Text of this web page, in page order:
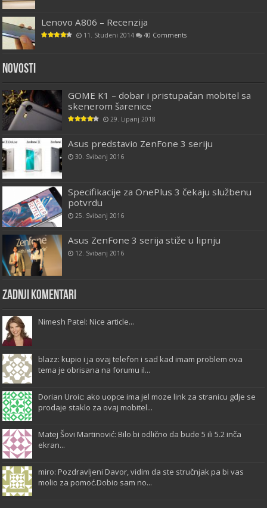
Lenovo A806 – Recenzija
11. Studeni 2014 40 Comments
Novosti
GOME K1 – dobar i pristupačan mobitel sa
skenerom šarenice
29. Lipanj 2018
Asus predstavio ZenFone 3 seriju
30. Svibanj 2016
Specifikacije za OnePlus 3 čekaju službenu
potvrdu
25. Svibanj 2016
Asus ZenFone 3 serija stiže u lipnju
12. Svibanj 2016
Zadnji komentari
Nimesh Patel: Nice article...
blazz: kupio i ja ovaj telefon i sad kad imam problem ova
tema je obrisana na forumu il...
Dorian Uroic: ako uopce ima jel moze link za stranicu gdje se
prodaje staklo za ovaj mobitel...
Matej Šovi Martinović: Bilo bi odlično da bude 5 ili 5.2 inča
ekran...
miro: Pozdravljeni Davor, vidim da ste stručnjak pa bi vas
molio za pomoć.Dobio sam no...